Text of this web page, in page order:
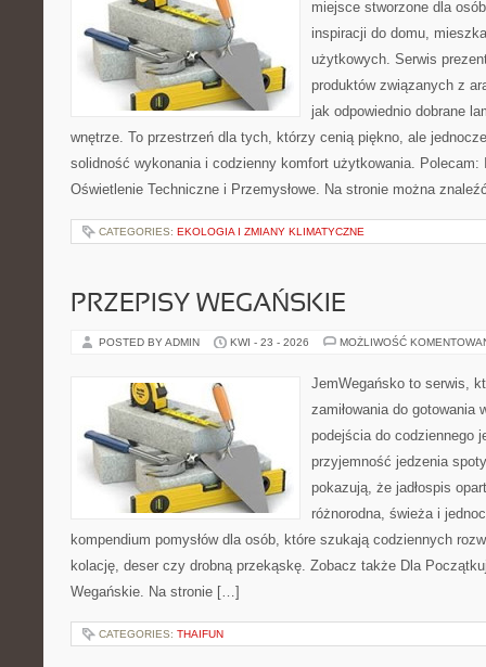
miejsce stworzone dla
inspiracji do domu,
użytkowych. Serwis
produktów związanych z
jak odpowiednio dobrane
wnętrze. To przestrzeń dla tych, którzy cenią piękno, ale
solidność wykonania i codzienny komfort użytkowania. Polecam:
Oświetlenie Techniczne i Przemysłowe. Na stronie można
CATEGORIES: EKOLOGIA I ZMIANY KLIMATYCZNE
PRZEPISY WEGAŃSKIE
POSTED BY ADMIN KWI - 23 - 2026 MOŻLIWOŚĆ
JemWegańsko to serwis,
zamiłowania do gotowania
podejścia do codziennego
przyjemność jedzenia
pokazują, że jadłospis
różnorodna, świeża i
kompendium pomysłów dla osób, które szukają codziennych
kolację, deser czy drobną przekąskę. Zobacz także Dla
Wegańskie. Na stronie […]
CATEGORIES: THAIFUN